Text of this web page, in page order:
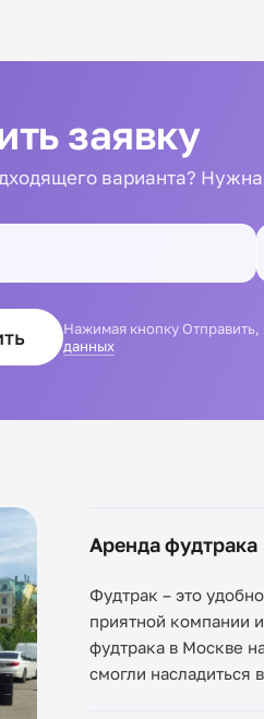
заявку
варианта?
Нажимая кнопку Отправить,
данных
Аренда фудтрака
Фудтрак – это
приятной компании
фудтрака в Москве
смогли